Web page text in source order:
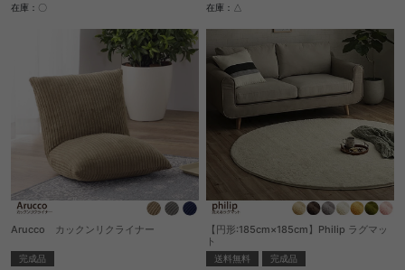
在庫：〇 在庫：△
Arucco カックンリクライナー
完成品
【円形:185cm×185cm】Philip ラグマッ
ト
送料無料 完成品